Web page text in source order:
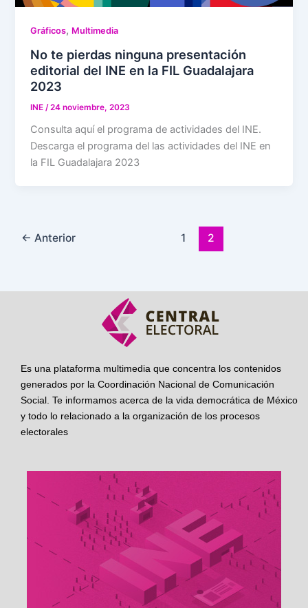
Gráficos, Multimedia
No te pierdas ninguna presentación
editorial del INE en la FIL Guadalajara
2023
INE /24 noviembre, 2023
Consulta aquí el programa de actividades del INE.
Descarga el programa del las actividades del INE en
la FIL Guadalajara 2023
← Anterior 1 2
Es una plataforma multimedia que concentra los contenidos
generados por la Coordinación Nacional de Comunicación
Social. Te informamos acerca de la vida democrática de México
y todo lo relacionado a la organización de los procesos
electorales